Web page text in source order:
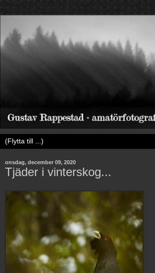
onsdag, december 09, 2020
Tjäder i vinterskog...